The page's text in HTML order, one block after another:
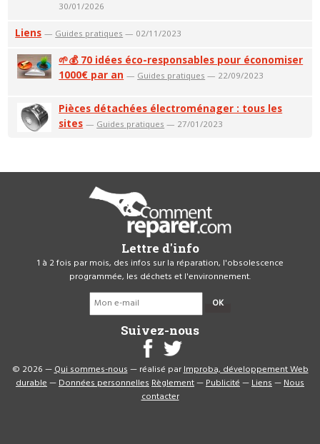
30/01/2026
Liens — Guides pratiques — 02/11/2023
🌱💰 70 idées éco-responsables pour économiser
1000€ par an — Guides pratiques — 22/09/2023
Pièces détachées électroménager : tous les
sites — Guides pratiques — 27/01/2023
Lettre d'info
1 à 2 fois par mois, des infos sur la réparation, l'obsolescence
programmée, les déchets et l'environnement.
OK
Suivez-nous
© 2026 —Qui sommes-nous— réalisé parImproba, développement Web
durable—Données personnellesRèglement—Publicité—Liens—Nous
contacter